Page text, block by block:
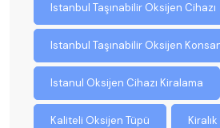
Istanbul Taşınabilir Oksijen Cihazı
Istanbul Taşınabilir Oksijen
Istanul Oksijen Cihazı Kiralama
Kaliteli Oksijen Tüpü